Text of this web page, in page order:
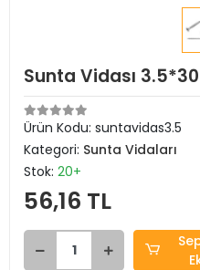
Sunta Vidası
Ürün Kodu: suntavidas3.5
Kategori: Sunta Vidaları
Stok: 20+
56,16 TL